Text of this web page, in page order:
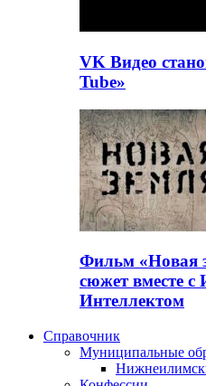
VK Видео
Tube»
Фильм «Новая
сюжет вместе с
Интеллектом
Справочник
Муниципальные